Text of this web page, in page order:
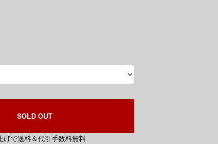
SOLD OUT
げで送料＆代引手数料無料